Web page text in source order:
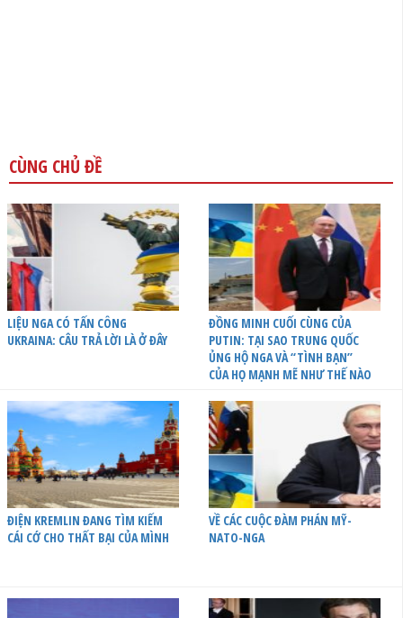
CÙNG CHỦ ĐỀ
LIỆU NGA CÓ TẤN CÔNG
UKRAINA: CÂU TRẢ LỜI LÀ Ở ĐÂY
ĐỒNG MINH CUỐI CÙNG CỦA
PUTIN: TẠI SAO TRUNG QUỐC
ỦNG HỘ NGA VÀ “TÌNH BẠN”
CỦA HỌ MẠNH MẼ NHƯ THẾ NÀO
ĐIỆN KREMLIN ĐANG TÌM KIẾM
CÁI CỚ CHO THẤT BẠI CỦA MÌNH
VỀ CÁC CUỘC ĐÀM PHÁN MỸ-
NATO-NGA